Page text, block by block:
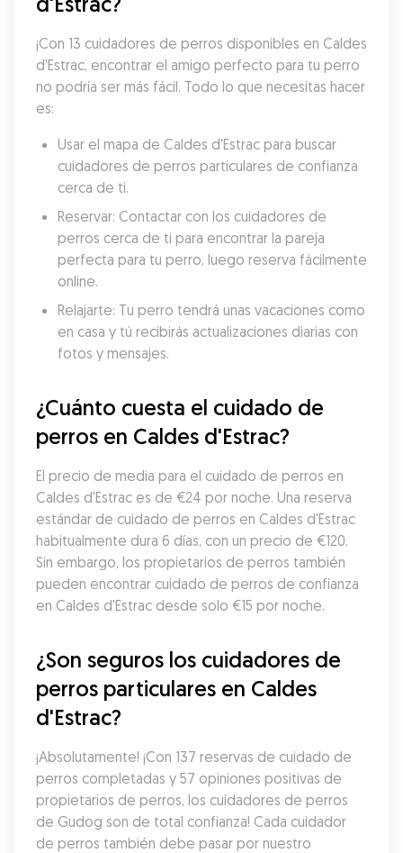
¡Con 13 cuidadores de perros disponibles en Caldes
d'Estrac, encontrar el amigo perfecto para tu perro
no podría ser más fácil. Todo lo que necesitas hacer
es:
Usar el mapa de Caldes d'Estrac para buscar
cuidadores de perros particulares de confianza
cerca de ti.
Reservar: Contactar con los cuidadores de
perros cerca de ti para encontrar la pareja
perfecta para tu perro, luego reserva fácilmente
online.
Relajarte: Tu perro tendrá unas vacaciones como
en casa y tú recibirás actualizaciones diarias con
fotos y mensajes.
¿Cuánto cuesta el cuidado de
perros en Caldes d'Estrac?
El precio de media para el cuidado de perros en
Caldes d'Estrac es de €24 por noche. Una reserva
estándar de cuidado de perros en Caldes d'Estrac
habitualmente dura 6 días, con un precio de €120.
Sin embargo, los propietarios de perros también
pueden encontrar cuidado de perros de confianza
en Caldes d'Estrac desde solo €15 por noche.
¿Son seguros los cuidadores de
perros particulares en Caldes
d'Estrac?
¡Absolutamente! ¡Con 137 reservas de cuidado de
perros completadas y 57 opiniones positivas de
propietarios de perros, los cuidadores de perros
de Gudog son de total confianza! Cada cuidador
de perros también debe pasar por nuestro